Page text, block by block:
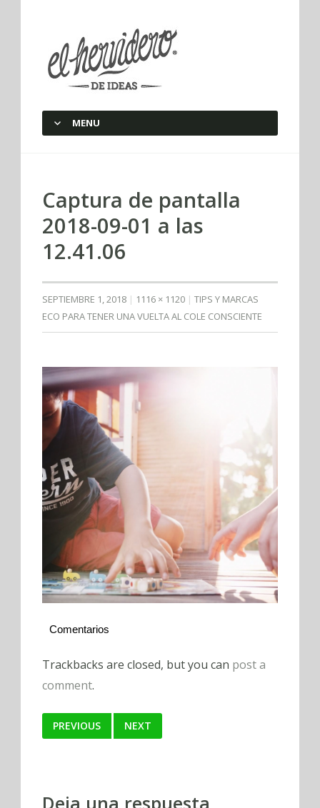
elherviderodeideas
MENU
Captura de pantalla
2018-09-01 a las
12.41.06
SEPTIEMBRE 1, 2018 1116 × 1120
TIPS Y MARCAS
ECO PARA TENER UNA VUELTA AL COLE CONSCIENTE
Comentarios
Trackbacks are closed, but you can post a
comment.
PREVIOUS NEXT